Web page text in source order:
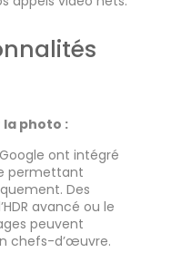
photo :
ont intégré
permettant
Des
avancé ou le
peuvent
chefs-d’œuvre.